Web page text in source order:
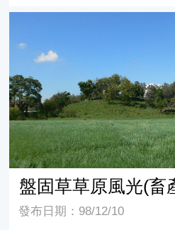
盤固草草原風光(畜
發布日期：98/12/10